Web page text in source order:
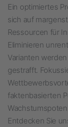
Ein optimiertes
sich auf
Ressourcen für
Eliminieren
Varianten
gestrafft.
faktenbasierten
Entdecken Sie